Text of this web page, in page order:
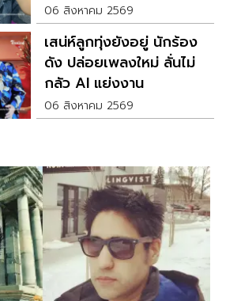
06 สิงหาคม 2569
เสน่ห์ลูกทุ่งยังอยู่ นักร้อง
ดัง ปล่อยเพลงใหม่ ลั่นไม่
กลัว AI แย่งงาน
06 สิงหาคม 2569